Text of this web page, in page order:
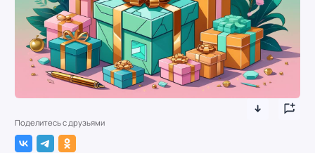
Поделитесь с друзьями